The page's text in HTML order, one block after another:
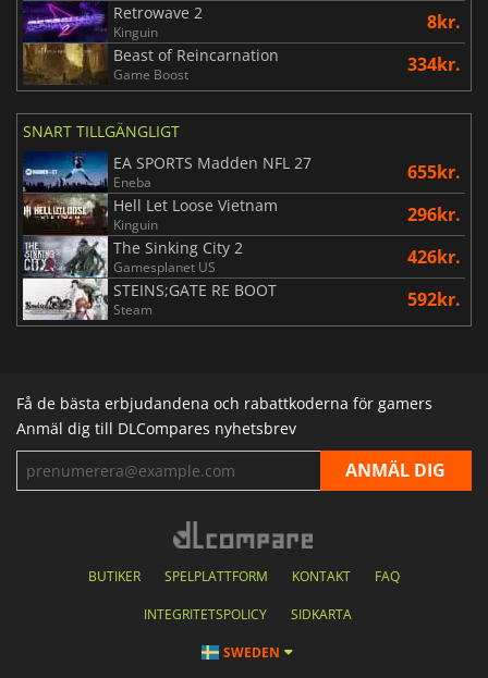
Retrowave 2
Kinguin 8kr.
Beast of Reincarnation
Game Boost 334kr.
SNART TILLGÄNGLIGT
EA SPORTS Madden NFL 27
Eneba 655kr.
Hell Let Loose Vietnam
Kinguin 296kr.
The Sinking City 2
Gamesplanet US 426kr.
STEINS;GATE RE BOOT
Steam 592kr.
Få de bästa erbjudandena och rabattkoderna för gamers
Anmäl dig till DLCompares nyhetsbrev
BUTIKER SPELPLATTFORM KONTAKT FAQ
INTEGRITETSPOLICY SIDKARTA
SWEDEN